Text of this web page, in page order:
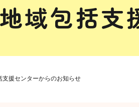
域包括支
支援センターからのお知らせ